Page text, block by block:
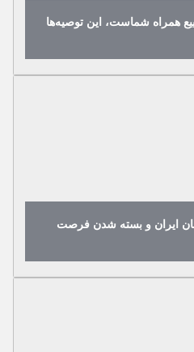
همراه شماست، این توصیه‌ها
ایران و بسته شدن فرصت